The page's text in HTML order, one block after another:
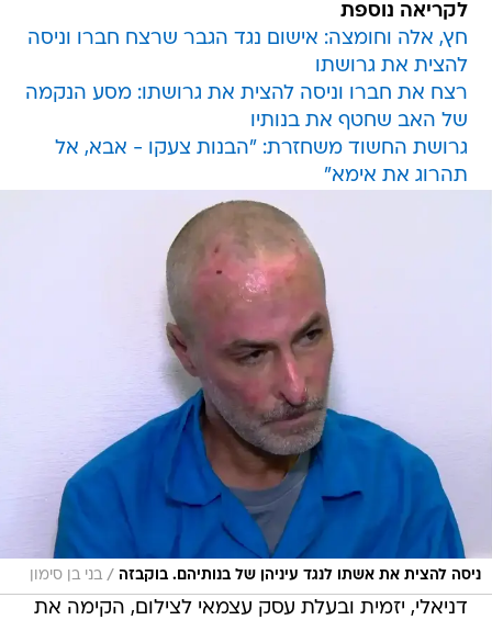
לקריאה נוספת
חץ, אלה וחומצה: אישום נגד הגבר שרצח חברו וניסה
להצית את גרושתו
רצח את חברו וניסה להצית את גרושתו: מסע הנקמה
של האב שחטף את בנותיו
גרושת החשוד משחזרת: "הבנות צעקו - אבא, אל
תהרוג את אימא"
ניסה להצית את אשתו לנגד עיניהן של בנותיהם. בוקבזה / בני בן סימון
דניאלי, יזמית ובעלת עסק עצמאי לצילום, הקימה את